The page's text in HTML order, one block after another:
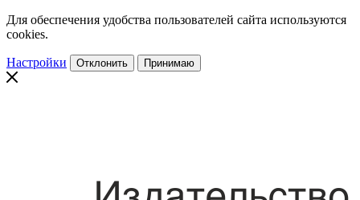
Для обеспечения удобства пользователей сайта используются
cookies.
Настройки Отклонить Принимаю